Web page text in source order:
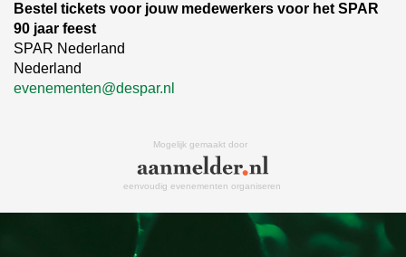
Bestel tickets voor jouw medewerkers voor het SPAR
90 jaar feest
SPAR Nederland
Nederland
evenementen@despar.nl
Mogelijk gemaakt door
eenvoudig evenementen organiseren